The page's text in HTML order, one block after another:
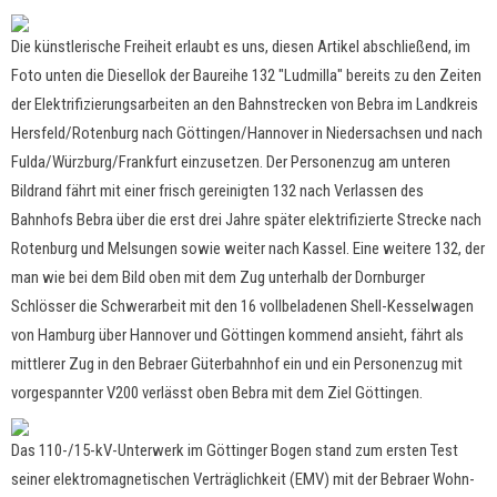
Die künstlerische Freiheit erlaubt es uns, diesen Artikel abschließend, im
Foto unten die Diesellok der Baureihe 132 "Ludmilla" bereits zu den Zeiten
der Elektrifizierungsarbeiten an den Bahnstrecken von Bebra im Landkreis
Hersfeld/Rotenburg nach Göttingen/Hannover in Niedersachsen und nach
Fulda/Würzburg/Frankfurt einzusetzen. Der Personenzug am unteren
Bildrand fährt mit einer frisch gereinigten 132 nach Verlassen des
Bahnhofs Bebra über die erst drei Jahre später elektrifizierte Strecke nach
Rotenburg und Melsungen sowie weiter nach Kassel. Eine weitere 132, der
man wie bei dem Bild oben mit dem Zug unterhalb der Dornburger
Schlösser die Schwerarbeit mit den 16 vollbeladenen Shell-Kesselwagen
von Hamburg über Hannover und Göttingen kommend ansieht, fährt als
mittlerer Zug in den Bebraer Güterbahnhof ein und ein Personenzug mit
vorgespannter V200 verlässt oben Bebra mit dem Ziel Göttingen.
Das 110-/15-kV-Unterwerk im Göttinger Bogen stand zum ersten Test
seiner elektromagnetischen Verträglichkeit (EMV) mit der Bebraer Wohn-